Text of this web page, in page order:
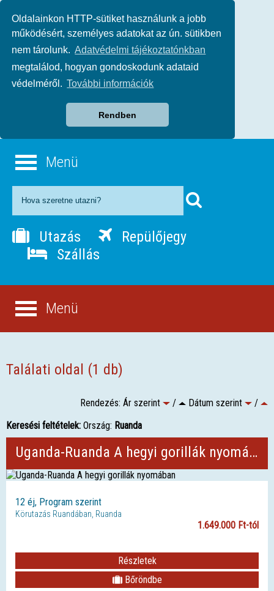
Oldalainkon HTTP-sütiket használunk a jobb
működésért, személyes adatokat az ún. sütikben
nem tárolunk. Adatvédelmi tájékoztatónkban
megtalálod, hogyan gondoskodunk adataid
védelméről. További információk
Rendben
Menü
Utazás
Repülőjegy
Szállás
Menü
Találati oldal (1 db)
Rendezés: Ár szerint / Dátum szerint
/
Keresési feltételek: Ország: Ruanda
Uganda-Ruanda A hegyi gorillák nyomában
12 éj, Program szerint
Körutazás Ruandában, Ruanda
1.649.000 Ft-tól
Részletek
Bőröndbe